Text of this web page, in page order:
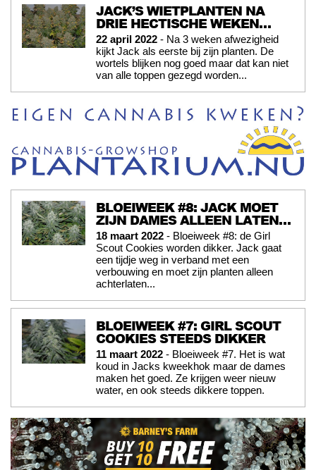
JACK’S WIETPLANTEN NA
DRIE HECTISCHE WEKEN…
22 april 2022 - Na 3 weken afwezigheid
kijkt Jack als eerste bij zijn planten. De
wortels blijken nog goed maar dat kan niet
van alle toppen gezegd worden...
BLOEIWEEK #8: JACK MOET
ZIJN DAMES ALLEEN LATEN…
18 maart 2022 - Bloeiweek #8: de Girl
Scout Cookies worden dikker. Jack gaat
een tijdje weg in verband met een
verbouwing en moet zijn planten alleen
achterlaten...
BLOEIWEEK #7: GIRL SCOUT
COOKIES STEEDS DIKKER
11 maart 2022 - Bloeiweek #7. Het is wat
koud in Jacks kweekhok maar de dames
maken het goed. Ze krijgen weer nieuw
water, en ook steeds dikkere toppen.